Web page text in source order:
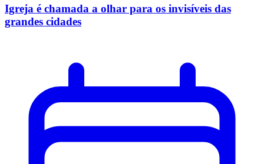
Igreja é chamada a olhar para os invisíveis das
grandes cidades